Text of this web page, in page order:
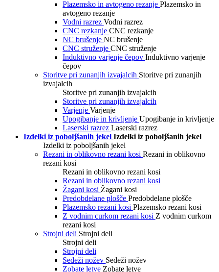
Plazemsko in avtogeno rezanje Plazemsko in
avtogeno rezanje
Vodni razrez Vodni razrez
CNC rezkanje CNC rezkanje
NC brušenje NC brušenje
CNC struženje CNC struženje
Induktivno varjenje čepov Induktivno varjenje
čepov
Storitve pri zunanjih izvajalcih Storitve pri zunanjih
izvajalcih
Storitve pri zunanjih izvajalcih
Storitve pri zunanjih izvajalcih
Varjenje Varjenje
Upogibanje in krivljenje Upogibanje in krivljenje
Laserski razrez Laserski razrez
Izdelki iz poboljšanih jekel Izdelki iz poboljšanih jekel
Izdelki iz poboljšanih jekel
Rezani in oblikovno rezani kosi Rezani in oblikovno
rezani kosi
Rezani in oblikovno rezani kosi
Rezani in oblikovno rezani kosi
Žagani kosi Žagani kosi
Predobdelane plošče Predobdelane plošče
Plazemsko rezani kosi Plazemsko rezani kosi
Z vodnim curkom rezani kosi Z vodnim curkom
rezani kosi
Strojni deli Strojni deli
Strojni deli
Strojni deli
Sedeži nožev Sedeži nožev
Zobate letve Zobate letve